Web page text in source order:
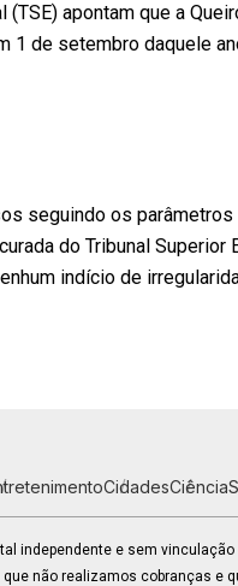
(TSE) apontam que a
1 de setembro daquele
seguindo os
do Tribunal
indício de
CidadesCiência
independente e sem
não realizamos cobranças